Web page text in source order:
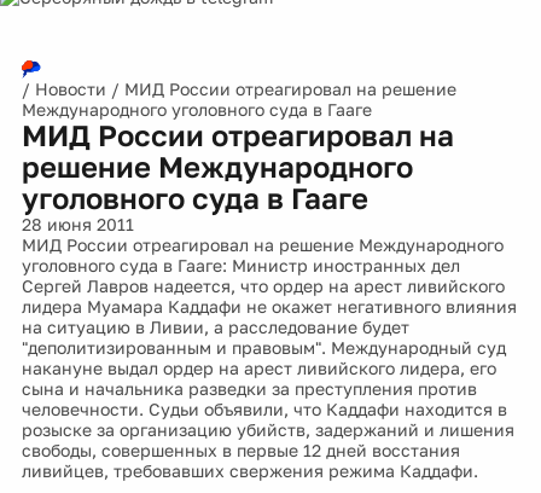
/ Новости / МИД России отреагировал на решение
Международного уголовного суда в Гааге
МИД России отреагировал на
решение Международного
уголовного суда в Гааге
28 июня 2011
МИД России отреагировал на решение Международного
уголовного суда в Гааге: Министр иностранных дел
Сергей Лавров надеется, что ордер на арест ливийского
лидера Муамара Каддафи не окажет негативного влияния
на ситуацию в Ливии, а расследование будет
"деполитизированным и правовым". Международный суд
накануне выдал ордер на арест ливийского лидера, его
сына и начальника разведки за преступления против
человечности. Судьи объявили, что Каддафи находится в
розыске за организацию убийств, задержаний и лишения
свободы, совершенных в первые 12 дней восстания
ливийцев, требовавших свержения режима Каддафи.